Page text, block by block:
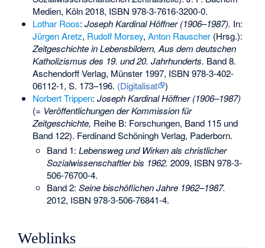
Medien, Köln 2018, ISBN 978-3-7616-3200-0.
Lothar Roos: Joseph Kardinal Höffner (1906–1987). In:
Jürgen Aretz, Rudolf Morsey, Anton Rauscher(Hrsg.):
Zeitgeschichte in Lebensbildern, Aus dem deutschen
Katholizismus des 19. und 20. Jahrhunderts. Band 8.
Aschendorff Verlag, Münster 1997, ISBN 978-3-402-
06112-1, S. 173–196. (Digitalisat
)
Norbert Trippen: Joseph Kardinal Höffner (1906–1987)
(= Veröffentlichungen der Kommission für
Zeitgeschichte, Reihe B: Forschungen, Band 115 und
Band 122). Ferdinand Schöningh Verlag, Paderborn.
Band 1:Lebensweg und Wirken als christlicher
Sozialwissenschaftler bis 1962. 2009, ISBN 978-3-
506-76700-4.
Band 2:Seine bischöflichen Jahre 1962–1987.
2012, ISBN 978-3-506-76841-4.
Weblinks